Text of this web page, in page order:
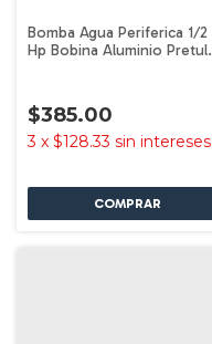
Bomba Agua Periferica 1/2
Hp Bobina Aluminio Pretul
$385.00
3 x $128.33 sin intereses